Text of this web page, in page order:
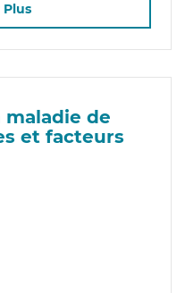
Plus
maladie de
et facteurs